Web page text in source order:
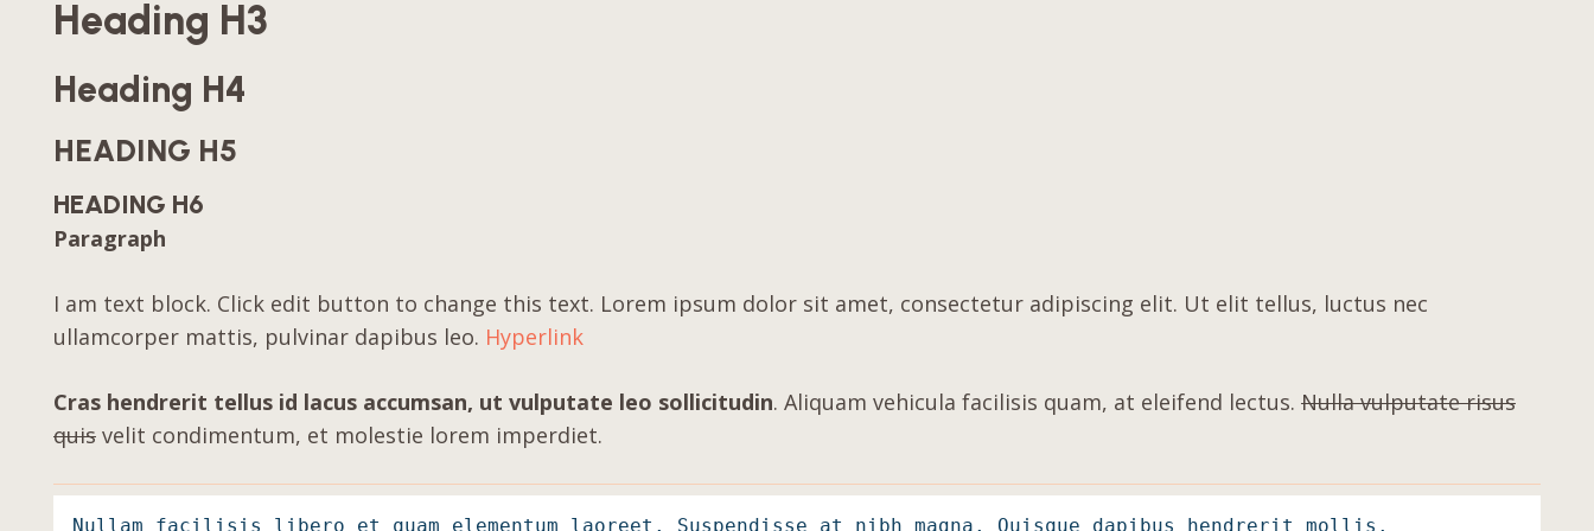
Heading H3
Heading H4
HEADING H5
HEADING H6
Paragraph
I am text block. Click edit button to change this text. Lorem ipsum dolor sit amet, consectetur adipiscing elit. Ut elit tellus, luctus nec
ullamcorper mattis, pulvinar dapibus leo. Hyperlink
Cras hendrerit tellus id lacus accumsan, ut vulputate leo sollicitudin. Aliquam vehicula facilisis quam, at eleifend lectus. Nulla vulputate risus
quis velit condimentum, et molestie lorem imperdiet.
Nullam facilisis libero et quam elementum laoreet. Suspendisse at nibh magna. Quisque dapibus hendrerit mollis.